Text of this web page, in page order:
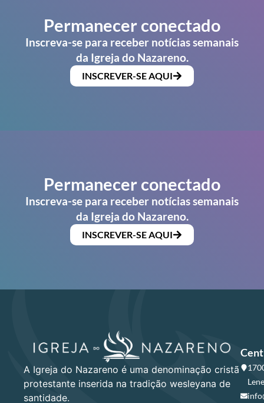
Permanecer conectado
Inscreva-se para receber notícias semanais
da Igreja do Nazareno.
INSCREVER-SE AQUI
Permanecer conectado
Inscreva-se para receber notícias semanais
da Igreja do Nazareno.
INSCREVER-SE AQUI
A Igreja do Nazareno é uma denominação cristã
protestante inserida na tradição wesleyana de
santidade.